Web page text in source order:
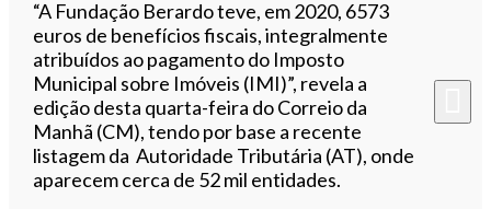
Ouvir este artigo
“A Fundação Berardo teve, em 2020, 6573
euros de benefícios fiscais, integralmente
atribuídos ao pagamento do Imposto
Municipal sobre Imóveis (IMI)”, revela a
edição desta quarta-feira do Correio da
Manhã (CM), tendo por base a recente
listagem da Autoridade Tributária (AT), onde
aparecem cerca de 52 mil entidades.